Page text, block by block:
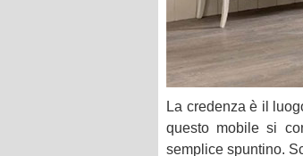
La credenza è il
questo mobile si
semplice spuntino.